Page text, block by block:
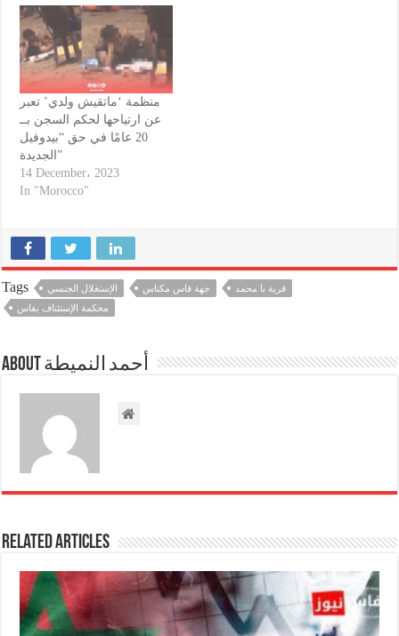
منظمة ‘ماتقيش ولدي’ تعبر
عن ارتياحها لحكم السجن بــ
20 عامًا في حق “بيدوفيل
الجديدة”
14 December، 2023
In "Morocco"
Tags الإستغلال الجنسي جهة فاس مكناس
قرية با محمد
محكمة الإستئناف بفاس
About أحمد النميطة
Related Articles